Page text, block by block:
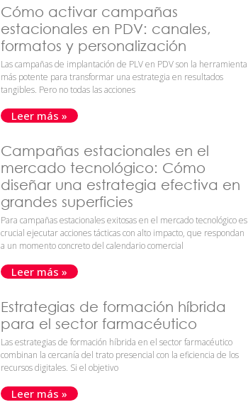
Cómo activar campañas
estacionales en PDV: canales,
formatos y personalización
Las campañas de implantación de PLV en PDV son la herramienta
más potente para transformar una estrategia en resultados
tangibles. Pero no todas las acciones
Leer más »
Campañas estacionales en el
mercado tecnológico: Cómo
diseñar una estrategia efectiva en
grandes superficies
Para campañas estacionales exitosas en el mercado tecnológico es
crucial ejecutar acciones tácticas con alto impacto, que respondan
a un momento concreto del calendario comercial
Leer más »
Estrategias de formación híbrida
para el sector farmacéutico
Las estrategias de formación híbrida en el sector farmacéutico
combinan la cercanía del trato presencial con la eficiencia de los
recursos digitales. Si el objetivo
Leer más »